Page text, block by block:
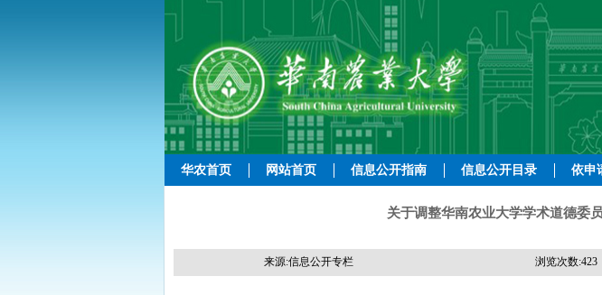
华农首页 网站首页 信息公开指南 信息公开目录 依申
关于调整华南农业大学学术道德委
来源:信息公开专栏 浏览次数:423